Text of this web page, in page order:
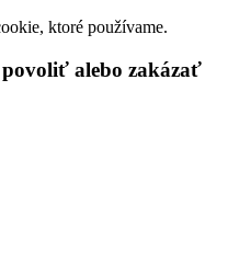
ktoré používame.
povoliť alebo zakázať